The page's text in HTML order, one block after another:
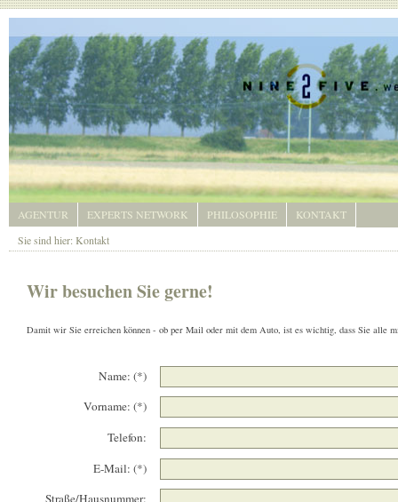
AGENTUR EXPERTS NETWORK PHILOSOPHIE
KONTAKT
Sie sind hier: Kontakt
Wir besuchen Sie gerne!
Damit wir Sie erreichen können - ob per Mail oder mit dem Auto, ist es wichtig, dass Sie alle
Name: (*)
Vorname: (*)
Telefon:
E-Mail: (*)
Straße/Hausnummer: